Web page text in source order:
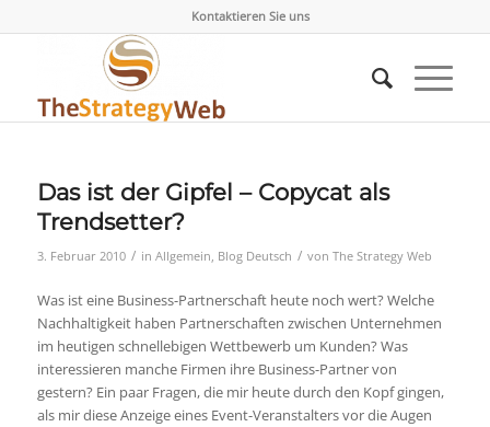
Kontaktieren Sie uns
Das ist der Gipfel – Copycat als
Trendsetter?
3. Februar 2010 / in Allgemein, Blog Deutsch / von The Strategy Web
Was ist eine Business-Partnerschaft heute noch wert? Welche
Nachhaltigkeit haben Partnerschaften zwischen Unternehmen
im heutigen schnellebigen Wettbewerb um Kunden? Was
interessieren manche Firmen ihre Business-Partner von
gestern? Ein paar Fragen, die mir heute durch den Kopf gingen,
als mir diese Anzeige eines Event-Veranstalters vor die Augen